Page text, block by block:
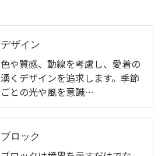
デザイン
色や質感、動線を考慮し、愛着の
湧くデザインを追求します。季節
ごとの光や風を意識…
ブロック